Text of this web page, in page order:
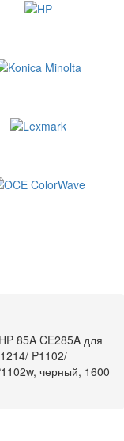
85A CE285A для
P1102/
черный, 1600